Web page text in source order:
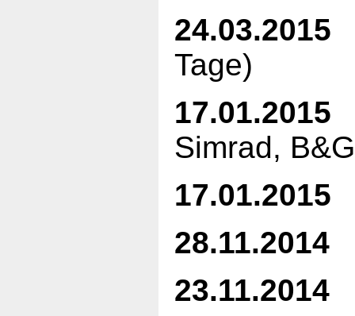
24.03.2015
Tage)
17.01.2015
Simrad, B&G
17.01.2015
28.11.2014
23.11.2014